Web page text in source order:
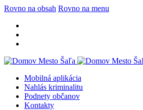
Rovno na obsah Rovno na menu
Mobilná aplikácia
Nahlás kriminalitu
Podnety občanov
Kontakty